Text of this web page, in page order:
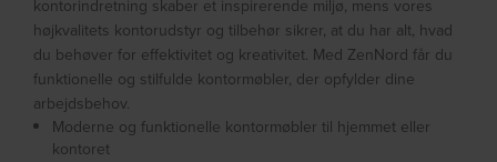
kontorindretning skaber et inspirerende miljø, mens vores
højkvalitets kontorudstyr og tilbehør sikrer, at du har alt, hvad
du behøver for effektivitet og kreativitet. Med ZenNord får du
funktionelle og stilfulde kontormøbler, der opfylder dine
arbejdsbehov.
Moderne og funktionelle kontormøbler til hjemmet eller
kontoret